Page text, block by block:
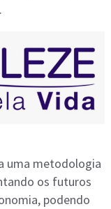
uma metodologia
os futuros
podendo